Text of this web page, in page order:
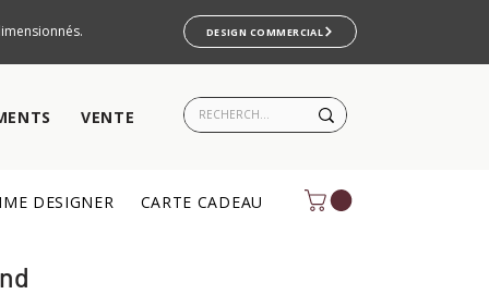
DESIGN COMMERCIAL
VENTE
DESIGNER CARTE CADEAU